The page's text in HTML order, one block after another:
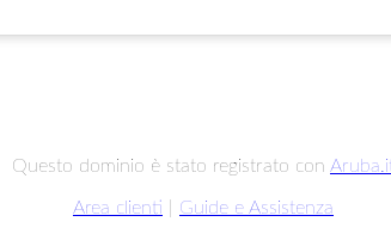
Questo dominio è stato registrato con
Area clienti Guide e Assistenza